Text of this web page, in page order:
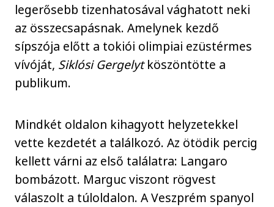
legerősebb tizenhatosával vághatott neki
az összecsapásnak. Amelynek kezdő
sípszója előtt a tokiói olimpiai ezüstérmes
vívóját, Siklósi Gergelytköszöntötte a
publikum.
Mindkét oldalon kihagyott helyzetekkel
vette kezdetét a találkozó. Az ötödik percig
kellett várni az első találatra: Langaro
bombázott. Marguc viszont rögvest
válaszolt a túloldalon. A Veszprém spanyol